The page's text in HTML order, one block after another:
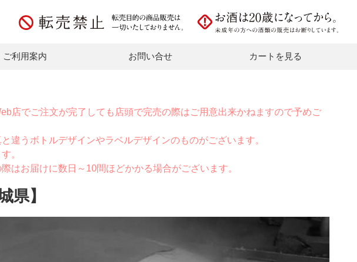
ご利用案内 お問い合せ カートを見る
店でご注文が完了しても店頭で完売の際はご用意出来かねますので予めご
うボトルデザインやラベルデザインのものがございます。
。
はお届けに数日～10間ほどかかる場合がございます。
県】